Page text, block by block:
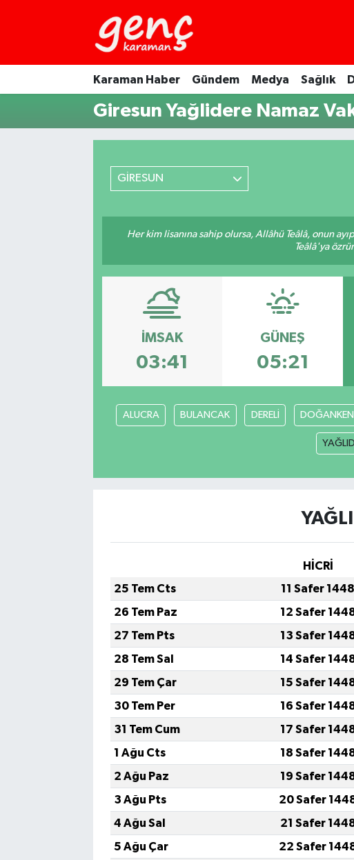
Karaman Haber Gündem Medya Sağlık
Giresun Yağlidere Namaz
GİRESUN
Her kim lisanına sahip olursa, Allâhü Teâlâ, onun
Teâlâ'ya
İMSAK
03:41
GÜNEŞ
05:21
ALUCRA BULANCAK DERELİ
HİCRİ
25 Tem Cts
11 Safer 1448
26 Tem Paz
12 Safer
27 Tem Pts
13 Safer
28 Tem Sal
14 Safer
29 Tem Çar
15 Safer
30 Tem Per
16 Safer
31 Tem Cum
17 Safer
1 Ağu Cts
18 Safer
2 Ağu Paz
19 Safer
3 Ağu Pts
20 Safer
4 Ağu Sal
21 Safer
5 Ağu Çar
22 Safer